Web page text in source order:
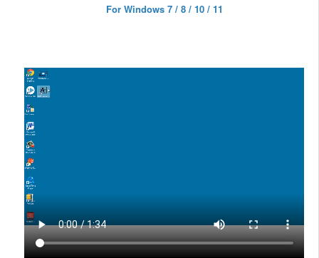
For Windows 7 / 8 / 10 / 11